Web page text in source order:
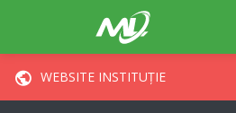
WEBSITE INSTITUȚIE